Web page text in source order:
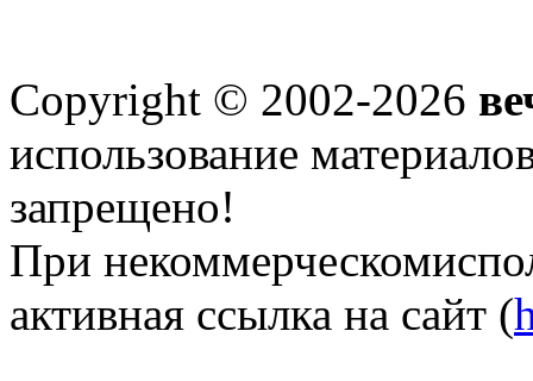
Copyright © 2002-2026
использование
запрещено!
При
активная ссылка на сайт (